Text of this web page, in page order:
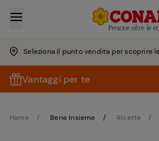
Seleziona il punto vendita per scoprire
Vantaggi per te
Home Bene Insieme Ricette